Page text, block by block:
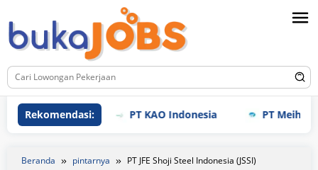
ke
konten
Rekomendasi: PT KAO Indonesia PT Meihoku
Beranda pintarnya PT JFE Shoji Steel Indonesia (JSSI)